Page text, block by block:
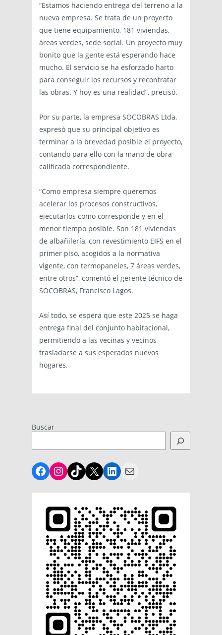
“Estamos haciendo entrega del terreno a la
nueva empresa. Se trata de un proyecto
que tiene equipamiento, 181 viviendas,
áreas verdes, sede social. Un proyecto muy
bonito que la gente está esperando hace
mucho. El servicio se ha esforzado harto
para conseguir los recursos y recontratar
las obras. Y hoy es una realidad”, precisó.
Por su parte, la empresa SOCOBRAS Ltda.
expresó que su principal objetivo es
terminar a la brevedad posible el proyecto,
contando para ello con la mano de obra
calificada correspondiente.
“Como empresa siempre queremos
acelerar los procesos constructivos,
ejecutarlos como corresponde y en el
menor tiempo posible. Son 181 viviendas
de albañilería, con revestimiento EIFS en el
primer piso, acogidos a la normativa
vigente, con termopaneles, 7 áreas verdes,
entre otros”, comentó el gerente técnico de
SOCOBRAS, Francisco Lagos.
Así todo, se espera que este 2025 se haga
entrega final del conjunto habitacional,
permitiendo a las vecinas y vecinos
trasladarse a sus esperados nuevos
hogares.
Buscar
Facebook
Instagram
TikTok
X LinkedIn
Mail